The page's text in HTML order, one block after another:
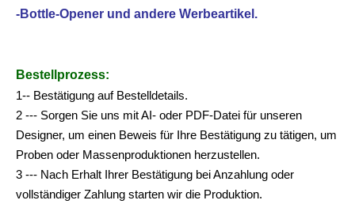
-Bottle-Opener und andere Werbeartikel.
Bestellprozess:
1-- Bestätigung auf Bestelldetails.
2 --- Sorgen Sie uns mit AI- oder PDF-Datei für unseren
Designer, um einen Beweis für Ihre Bestätigung zu tätigen, um
Proben oder Massenproduktionen herzustellen.
3 --- Nach Erhalt Ihrer Bestätigung bei Anzahlung oder
vollständiger Zahlung starten wir die Produktion.